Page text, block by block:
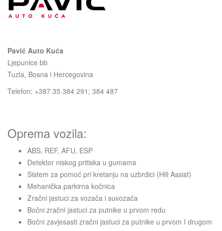
Pavić Auto Kuća
Ljepunice bb
Tuzla, Bosna i Hercegovina
Telefon: +387 35 384 291; 384 487
Oprema vozila:
ABS, REF, AFU, ESP
Detektor niskog pritiska u gumama
Sistem za pomoć pri kretanju na uzbrdici (Hill Assist)
Mehanička parkirna kočnica
Zračni jastuci za vozača i suvozača
Bočni zračni jastuci za putnike u prvom redu
Bočni zavjesasti zračni jastuci za putnike u prvom I drugom